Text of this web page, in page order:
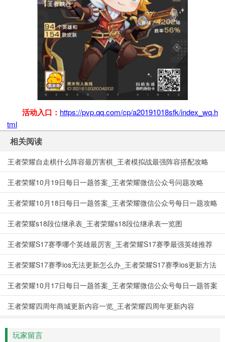
活动入口： https://pvp.qq.com/cp/a20191018sfk/index_wq.h
tml
相关阅读
王者荣耀自走棋什么阵容最厉害棋_王者模拟战最强阵容搭配攻略
王者荣耀10月19日每日一题答案_王者荣耀微信公众号问题攻略
王者荣耀10月18日每日一题答案_王者荣耀微信公众号每日一题攻略
王者荣耀s18段位继承表_王者荣耀s18段位继承表一览图
王者荣耀S17赛季哪个英雄最厉害_王者荣耀S17赛季最强英雄推荐
王者荣耀S17赛季ios无法更新怎么办_王者荣耀S17赛季ios更新方法
王者荣耀10月17日每日一题答案_王者荣耀微信公众号每日一题答案
王者荣耀四周年商城更新内容一览_王者荣耀四周年更新内容
玩家留言